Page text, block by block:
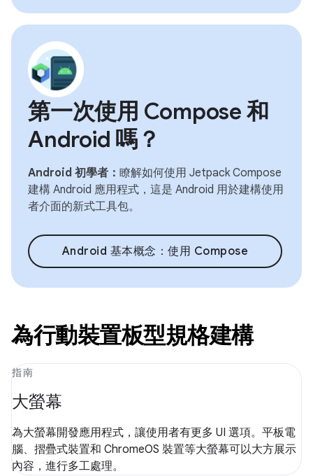
第一次使用 Compose 和
Android 嗎？
Android 初學者： 瞭解如何使用 Jetpack Compose
建構 Android 應用程式，這是 Android 用於建構使用
者介面的新式工具包。
Android 基本概念：使用 Compose
為行動裝置板型規格建構
指南
大螢幕
為大螢幕開發應用程式，讓使用者有更多 UI 選項。平板電
腦、摺疊式裝置和 ChromeOS 裝置等大螢幕可以大方展示
內容，進行多工處理。